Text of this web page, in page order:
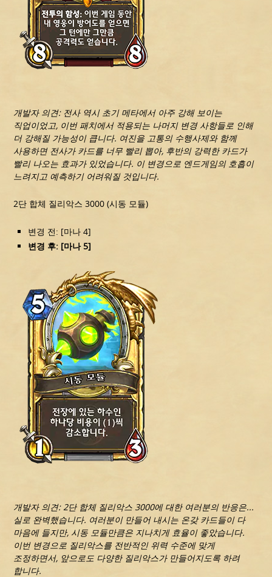
개발자 의견: 전사 역시 초기 메타에서 아주 강해 보이는
직업이었고, 이번 패치에서 적용되는 나머지 변경 사항들로 인해
더 강해질 가능성이 큽니다. 여진을 고통의 수행사제와 함께
사용하면 전사가 카드를 너무 빨리 뽑아, 후반의 강력한 카드가
빨리 나오는 효과가 있었습니다. 이 변경으로 엔드게임의 호흡이
느려지고 예측하기 어려워질 것입니다.
2단 합체 질리악스 3000 (시동 모듈)
변경 전: [마나 4]
변경 후: [마나 5]
개발자 의견: 2단 합체 질리악스 3000에 대한 여러분의 반응은...
실로 완벽했습니다. 여러분이 만들어 내시는 온갖 카드들이 다
마음에 들지만, 시동 모듈만큼은 지나치게 효율이 좋았습니다.
이번 변경으로 질리악스를 전반적인 위력 수준에 맞게
조정하면서, 앞으로도 다양한 질리악스가 만들어지도록 하려
합니다.